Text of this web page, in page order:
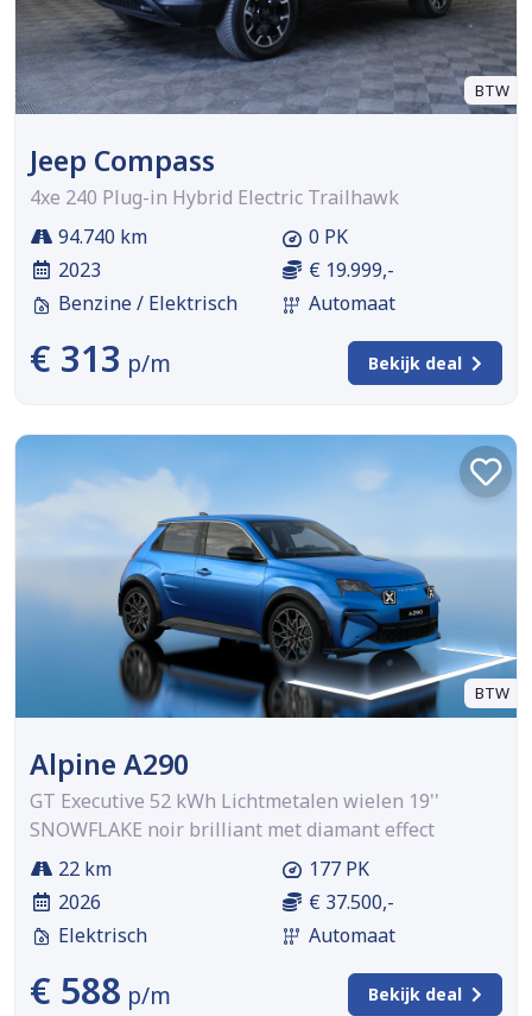
BTW
Jeep Compass
4xe 240 Plug-in Hybrid Electric Trailhawk
94.740 km
2023
Benzine / Elektrisch
0 PK
€ 19.999,-
Automaat
€ 313 p/m Bekijk deal
BTW
Alpine A290
GT Executive 52 kWh Lichtmetalen wielen 19''
SNOWFLAKE noir brilliant met diamant effect
22 km
2026
Elektrisch
177 PK
€ 37.500,-
Automaat
€ 588 p/m Bekijk deal